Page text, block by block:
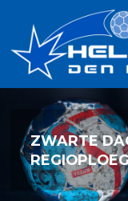
inhoud
ZWARTE